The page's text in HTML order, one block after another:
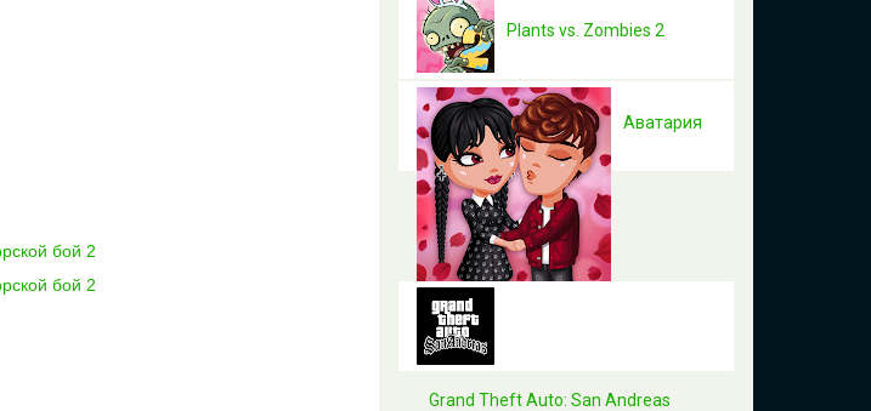
Plants vs. Zombies 2
Аватария
Grand Theft Auto: San Andreas